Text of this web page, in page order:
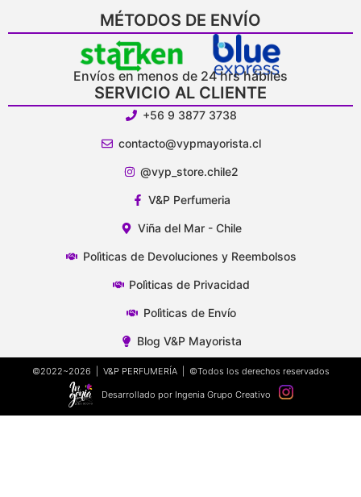
MÉTODOS DE ENVÍO
Envíos en menos de 24 hrs hábiles
SERVICIO AL CLIENTE
+56 9 3877 3738
contacto@vypmayorista.cl
@vyp_store.chile2
V&P Perfumeria
Viña del Mar - Chile
Polìticas de Devoluciones y Reembolsos
Polìticas de Privacidad
Polìticas de Envío
Blog V&P Mayorista
©2022~2026 | V&P PERFUMERÍA | ©Todos los derechos reservados
Desarrollado por Ingenia Grupo Creativo